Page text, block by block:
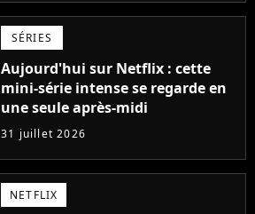
SÉRIES
Aujourd'hui sur Netflix : cette
mini-série intense se regarde en
une seule après-midi
31 juillet 2026
NETFLIX